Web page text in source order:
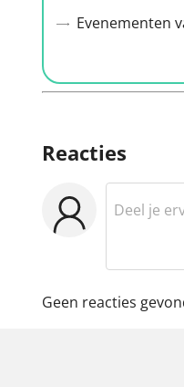
Evenementen
Reacties
Geen reacties